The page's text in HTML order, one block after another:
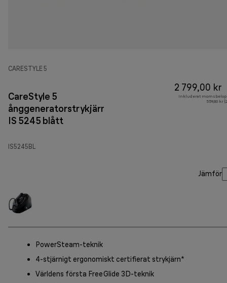
CARESTYLE 5
CareStyle 5
ånggeneratorstrykjärn
IS 5245 blått
IS5245BL
2 799,00 kr
Inkluderat
559,80 kr
Jämför
PowerSteam-teknik
4-stjärnigt ergonomiskt certifierat strykjärn*
Världens första FreeGlide 3D-teknik